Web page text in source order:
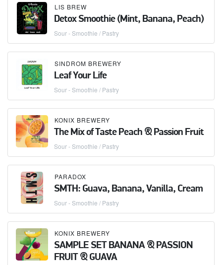
LIS BREW
Detox Smoothie (Mint, Banana, Peach)
Sour - Smoothie / Pastry
SINDROM BREWERY
Leaf Your Life
Sour - Smoothie / Pastry
KONIX BREWERY
The Mix of Taste Peach & Passion Fruit
Sour - Smoothie / Pastry
PARADOX
SMTH: Guava, Banana, Vanilla, Cream
Sour - Smoothie / Pastry
KONIX BREWERY
SAMPLE SET BANANA & PASSION
FRUIT & GUAVA